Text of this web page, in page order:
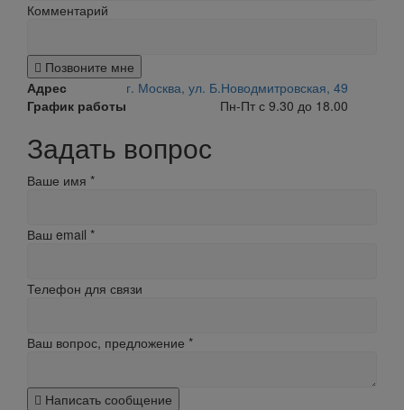
Комментарий
Позвоните мне
Адрес
г. Москва, ул. Б.Новодмитровская, 49
График работы
Пн-Пт с 9.30 до 18.00
Задать вопрос
Ваше имя *
Ваш email *
Телефон для связи
Ваш вопрос, предложение *
Написать сообщение